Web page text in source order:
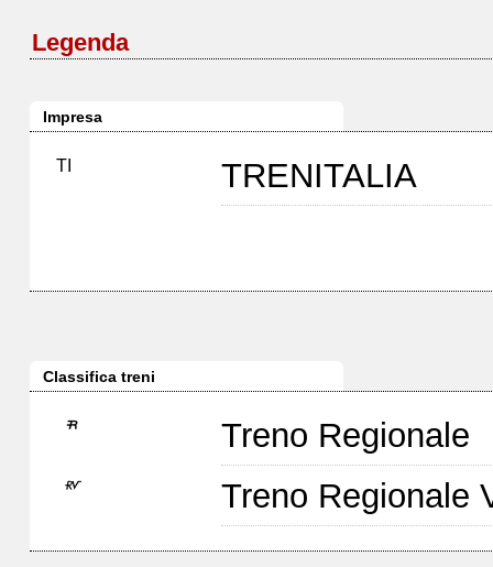
Legenda
Impresa
TI TRENITALIA
Classifica treni
Treno Regionale
Treno Regionale